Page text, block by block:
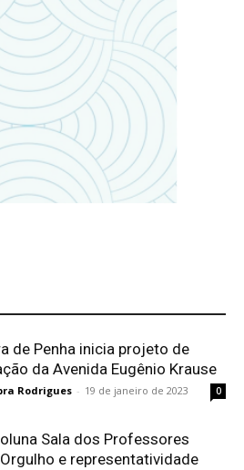
de Penha inicia projeto de
da Avenida Eugênio Krause
Rodrigues - 19 de janeiro de 2023 0
Sala dos Professores
e representatividade